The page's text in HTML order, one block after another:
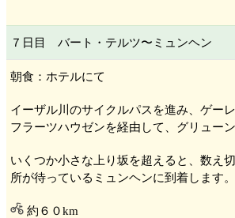
７日目 バート・テルツ〜ミュンヘン
朝食：ホテルにて
イーザル川のサイクルパスを進み、ゲー
フラーツハウゼンを経由して、グリュー
いくつか小さな上り坂を超えると、数え
所が待っているミュンヘンに到着します。
約６０km